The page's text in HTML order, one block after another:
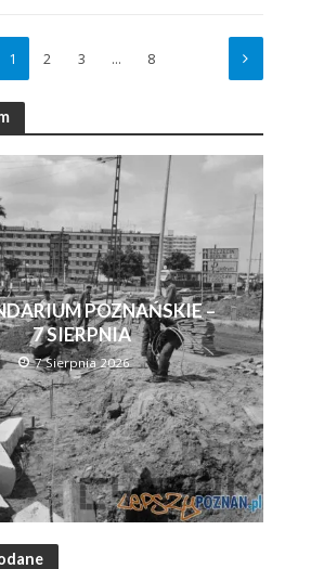
1 2 3 … 8
POZNAŃSKIE –
7 SIERPNIA
7 Sierpnia 2026